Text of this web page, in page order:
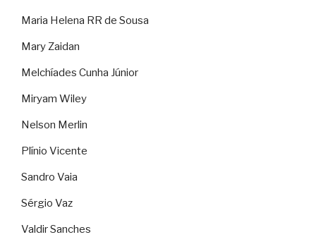
Maria Helena RR de Sousa
Mary Zaidan
Melchíades Cunha Júnior
Miryam Wiley
Nelson Merlin
Plínio Vicente
Sandro Vaia
Sérgio Vaz
Valdir Sanches